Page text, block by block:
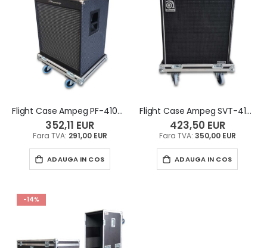
Flight Case Ampeg PF-410HLF
352,11 EUR
291,00 EUR
ADAUGA IN COS
Flight Case Ampeg SVT-410HE
423,50 EUR
350,00 EUR
ADAUGA IN COS
-14%